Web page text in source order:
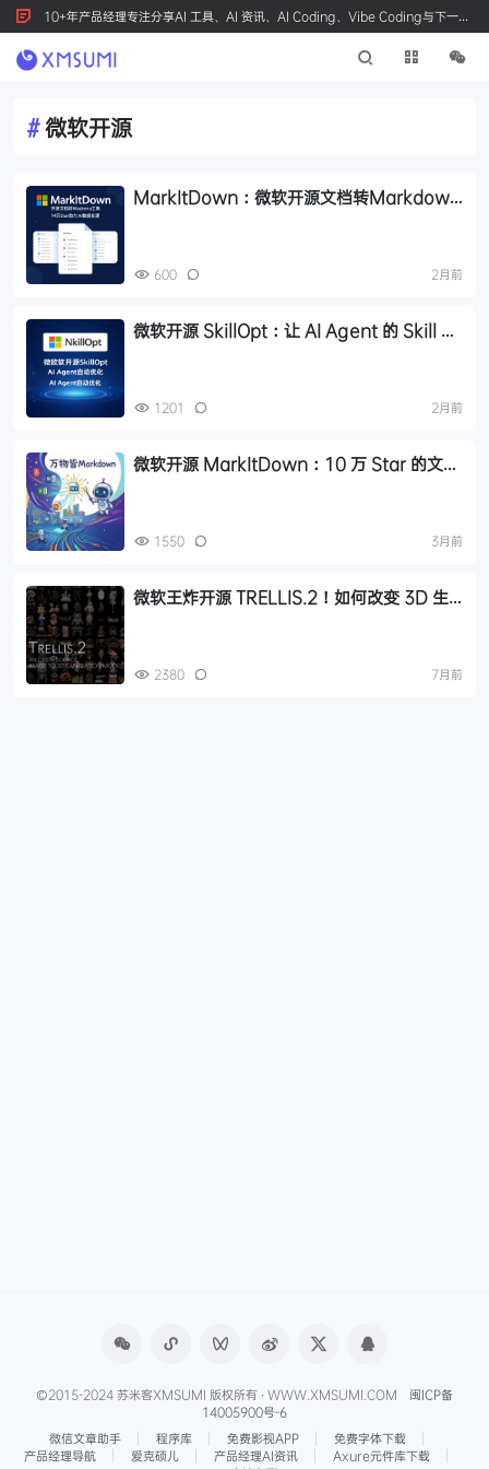
10+年产品经理专注分享AI 工具、AI 资讯、AI Coding、Vibe Coding与下一代
产品创新，按 Ctrl+D 收藏我们
#微软开源
MarkItDown：微软开源文档转Markdown
600 2月前
微软开源 SkillOpt：让 AI Agent 的 Skill 自
1201 2月前
微软开源 MarkItDown：10 万 Star 的文档
1550 3月前
微软王炸开源 TRELLIS.2！如何改变 3D 生
2380 7月前
©2015-2024 苏米客XMSUMI 版权所有 · WWW.XMSUMI.COM 闽ICP备
14005900号-6
微信文章助手
程序库 免费影视APP
免费字体下载
产品经理导航
爱克硕儿 产品经理AI资讯
Axure元件库下载